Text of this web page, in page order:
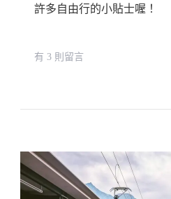
景
美
點〉
中
許多自由行的小貼士喔！
在
自
由
有 3 則留言